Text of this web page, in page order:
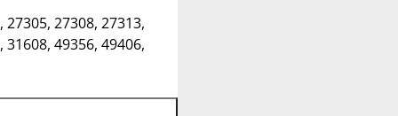
27305, 27308, 27313,
31608, 49356, 49406,